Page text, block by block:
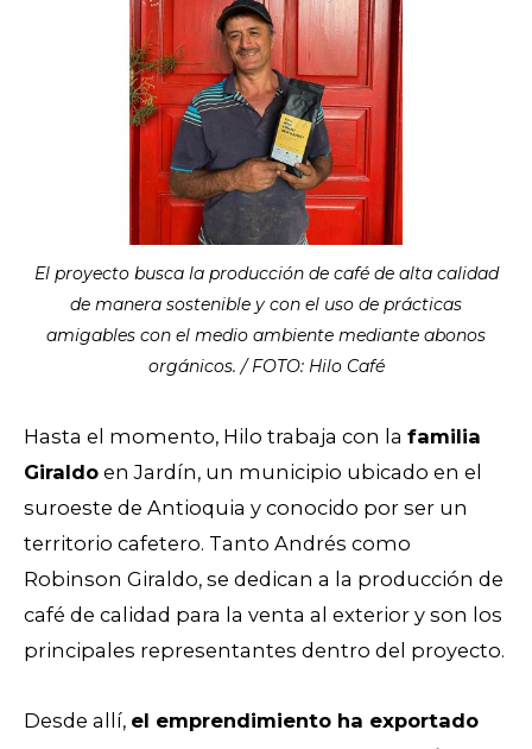
El proyecto busca la producción de café de alta calidad
de manera sostenible y con el uso de prácticas
amigables con el medio ambiente mediante abonos
orgánicos. / FOTO: Hilo Café
Hasta el momento, Hilo trabaja con la familia
Giraldo en Jardín, un municipio ubicado en el
suroeste de Antioquia y conocido por ser un
territorio cafetero. Tanto Andrés como
Robinson Giraldo, se dedican a la producción de
café de calidad para la venta al exterior y son los
principales representantes dentro del proyecto.
Desde allí, el emprendimiento ha exportado